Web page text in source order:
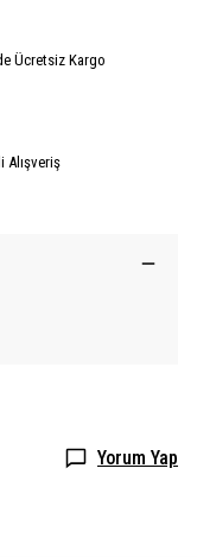
Ücretsiz Kargo
Alışveriş
Yorum Yap